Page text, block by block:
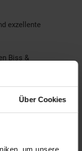
Über Cookies
um unsere
exzellente
Biss &